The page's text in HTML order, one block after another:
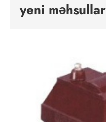
yeni məhsullar